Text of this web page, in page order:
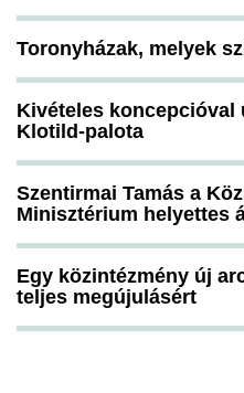
Toronyházak, melyek
Kivételes koncepcióval
Klotild-palota
Szentirmai Tamás a
Minisztérium helyettes
Egy közintézmény új
teljes megújulásért